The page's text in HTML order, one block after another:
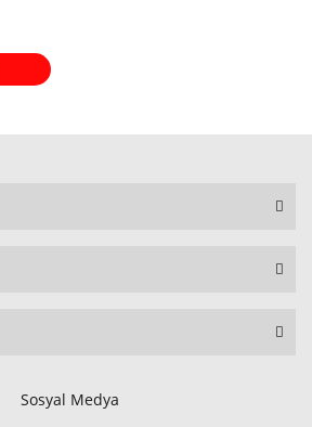
Sosyal Medya